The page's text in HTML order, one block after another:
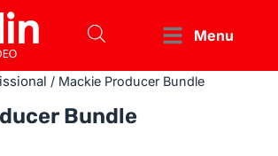
Menu
/ Mackie Producer Bundle
Bundle